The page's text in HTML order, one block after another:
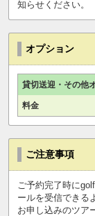
知らせください。
オプション
貸切送迎・その他
料金
ご注意事項
ご予約完了時に
ールを受信できる
お申し込みのツア